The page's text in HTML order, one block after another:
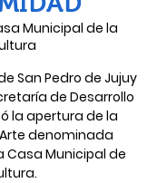
Municipal de la
San Pedro de Jujuy
de Desarrollo
la apertura de la
denominada
Casa Municipal de